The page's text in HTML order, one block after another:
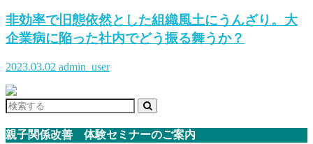
非効率で旧態依然とした組織風土にうんざり。大
企業病に陥った社内でどう振る舞うか？
2023.03.02 admin_user
親子関係改善 体験セミナーのご案内